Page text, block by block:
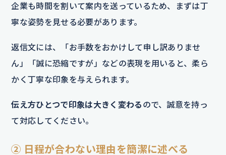
企業も時間を割いて案内を送っているため、まずは丁
寧な姿勢を見せる必要があります。
返信文には、「お手数をおかけして申し訳ありませ
ん」「誠に恐縮ですが」などの表現を用いると、柔ら
かく丁寧な印象を与えられます。
伝え方ひとつで印象は大きく変わる ので、誠意を持っ
て対応してください。
② 日程が合わない理由を簡潔に述べる